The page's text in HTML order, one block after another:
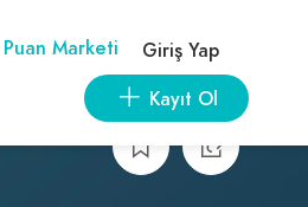
Puan Marketi
Giriş Yap
Kayıt Ol